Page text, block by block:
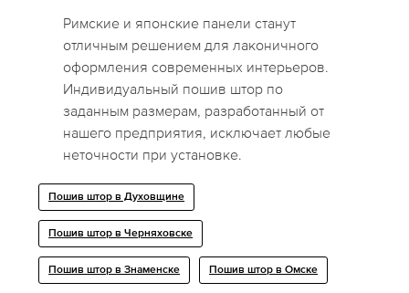
Римские и японские панели станут
отличным решением для лаконичного
оформления современных интерьеров.
Индивидуальный пошив штор по
заданным размерам, разработанный от
нашего предприятия, исключает любые
неточности при установке.
Пошив штор в Духовщине
Пошив штор в Черняховске
Пошив штор в Знаменске Пошив штор в Омске